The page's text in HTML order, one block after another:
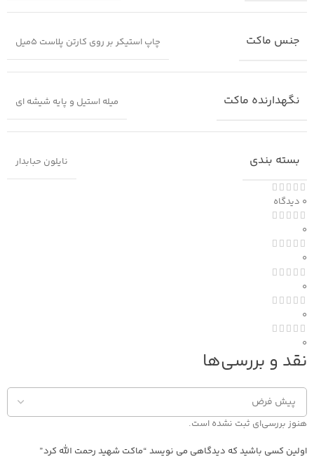
جنس ماکت چاپ استیکر بر روی کارتن پلاست 5میل
نگهدارنده ماکت میله استیل و پایه شیشه ای
بسته بندی نایلون حبابدار
0 دیدگاه
0
0
0
0
0
نقد و بررسی‌ها
هنوز بررسی‌ای ثبت نشده است.
اولین کسی باشید که دیدگاهی می نویسد “ماکت شهید رحمت الله کرد”